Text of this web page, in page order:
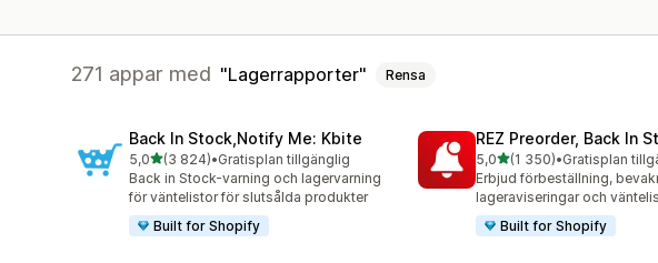
271 appar med Lagerrapporter Rensa
Back In Stock,Notify Me: Kbite
5,0av 5 stjärnor
(3 824)
3824 recensioner totalt
•Gratisplan tillgänglig
Back in Stock-varning och lagervarning
för väntelistor för slutsålda produkter
Built for Shopify
REZ Preorder, Back In
5,0av 5 stjärnor
(1 350)
1350 recensioner totalt
•Gratisplan
Erbjud förbeställning,
lageraviseringar och
Built for Shopify